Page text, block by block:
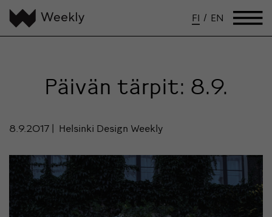
FI / EN
Päivän tärpit: 8.9.
8.9.2017 Helsinki Design Weekly